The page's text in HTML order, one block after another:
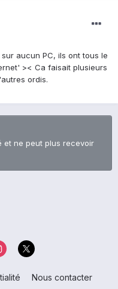
aucun PC, ils ont tous le
>< Ca faisait plusieurs
ordis.
et ne peut plus recevoir
Nous contacter